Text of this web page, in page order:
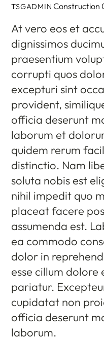
TSGADMIN Construction
At vero eos et
dignissimos
praesentium
corrupti quos
excepturi sint
provident,
officia deserunt
laborum et
quidem rerum
distinctio. Nam
soluta nobis est
nihil impedit quo
placeat facere
assumenda est.
ea commodo
dolor in
esse cillum dolore
pariatur.
cupidatat non
officia deserunt
laborum.